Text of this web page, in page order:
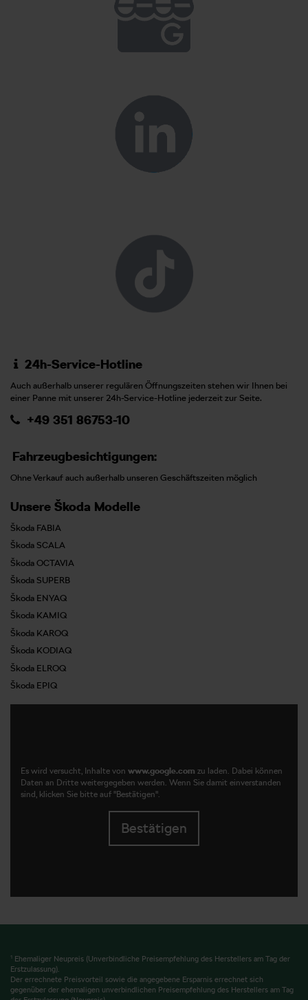
24h-Service-Hotline
Auch außerhalb unserer regulären Öffnungszeiten stehen wir Ihnen bei
einer Panne mit unserer 24h-Service-Hotline jederzeit zur Seite.
+49 351 86753-10
Fahrzeugbesichtigungen:
Ohne Verkauf auch außerhalb unseren Geschäftszeiten möglich
Unsere Škoda Modelle
Škoda FABIA
Škoda SCALA
Škoda OCTAVIA
Škoda SUPERB
Škoda ENYAQ
Škoda KAMIQ
Škoda KAROQ
Škoda KODIAQ
Škoda ELROQ
Škoda EPIQ
Es wird versucht, Inhalte von www.google.com zu laden. Dabei können
Daten an Dritte weitergegeben werden. Wenn Sie damit einverstanden
sind, klicken Sie bitte auf "Bestätigen".
Bestätigen
1 Ehemaliger Neupreis (Unverbindliche Preisempfehlung des Herstellers am Tag der
Erstzulassung).
Der errechnete Preisvorteil sowie die angegebene Ersparnis errechnet sich
gegenüber der ehemaligen unverbindlichen Preisempfehlung des Herstellers am Tag